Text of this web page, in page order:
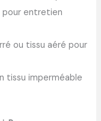
pour entretien
ou tissu aéré pour
tissu imperméable